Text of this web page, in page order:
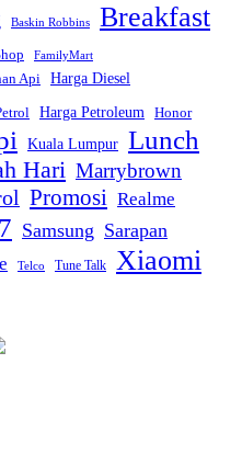
Baskin Robbins Breakfast
FamilyMart
Api Harga Diesel
Harga Petroleum Honor
Kuala Lumpur Lunch
Hari Marrybrown
Promosi Realme
Samsung Sarapan
Telco Tune Talk Xiaomi